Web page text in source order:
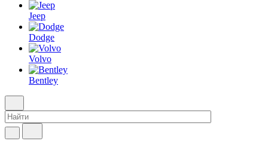
Jeep
Dodge
Volvo
Bentley